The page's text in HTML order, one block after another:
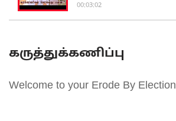
00:03:02
கருத்துக்கணிப்பு
Welcome to your Erode By Election